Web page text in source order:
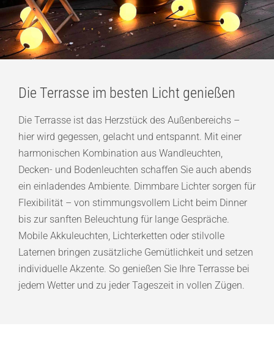
Die Terrasse im besten Licht genießen
Die Terrasse ist das Herzstück des Außenbereichs –
hier wird gegessen, gelacht und entspannt. Mit einer
harmonischen Kombination aus Wandleuchten,
Decken- und Bodenleuchten schaffen Sie auch abends
ein einladendes Ambiente. Dimmbare Lichter sorgen für
Flexibilität – von stimmungsvollem Licht beim Dinner
bis zur sanften Beleuchtung für lange Gespräche.
Mobile Akkuleuchten, Lichterketten oder stilvolle
Laternen bringen zusätzliche Gemütlichkeit und setzen
individuelle Akzente. So genießen Sie Ihre Terrasse bei
jedem Wetter und zu jeder Tageszeit in vollen Zügen.